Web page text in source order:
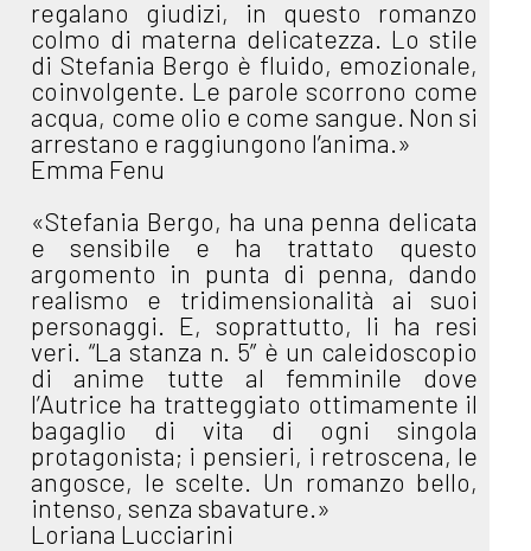
regalano giudizi, in questo romanzo
colmo di materna delicatezza. Lo stile
di Stefania Bergo è fluido, emozionale,
coinvolgente. Le parole scorrono come
acqua, come olio e come sangue. Non si
arrestano e raggiungono l’anima.»
Emma Fenu
«Stefania Bergo, ha una penna delicata
e sensibile e ha trattato questo
argomento in punta di penna, dando
realismo e tridimensionalità ai suoi
personaggi. E, soprattutto, li ha resi
veri. “La stanza n. 5” è un caleidoscopio
di anime tutte al femminile dove
l’Autrice ha tratteggiato ottimamente il
bagaglio di vita di ogni singola
protagonista; i pensieri, i retroscena, le
angosce, le scelte. Un romanzo bello,
intenso, senza sbavature.»
Loriana Lucciarini